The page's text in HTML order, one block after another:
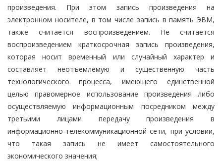
произведения. При этом запись произведения на
электронном носителе, в том числе запись в память ЭВМ,
также считается воспроизведением. Не считается
воспроизведением краткосрочная запись произведения,
которая носит временный или случайный характер и
составляет неотъемлемую и существенную часть
технологического процесса, имеющего единственной
целью правомерное использование произведения либо
осуществляемую информационным посредником между
третьими лицами передачу произведения в
информационно-телекоммуникационной сети, при условии,
что такая запись не имеет самостоятельного
экономического значения;